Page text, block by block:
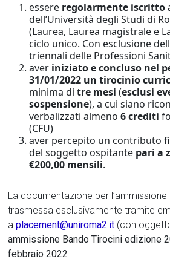
essere regolarmente iscritto
dell’Università degli Studi di
(Laurea, Laurea magistrale e
ciclo unico. Con esclusione
triennali delle Professioni
aver iniziato e concluso nel
31/01/2022 un tirocinio
minima ditre mesi (esclusi
sospensione), a cui siano
verbalizzati almeno6 crediti
(CFU)
aver percepito un contributo
del soggetto ospitante pari a
€200,00 mensili.
La documentazione per
trasmessa esclusivamente tramite
aplacement@uniroma2.it (con
ammissione Bando Tirocini edizione
febbraio 2022.